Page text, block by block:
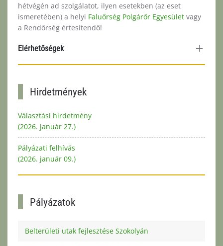
hétvégén ad szolgálatot, ilyen esetekben (az eset
ismeretében) a helyi Faluőrség Polgárőr Egyesület vagy
a Rendőrség értesítendő!
Elérhetőségek
Hirdetmények
Választási hirdetmény
(2026. január 27.)
Pályázati felhívás
(2026. január 09.)
Pályázatok
Belterületi utak fejlesztése Szokolyán